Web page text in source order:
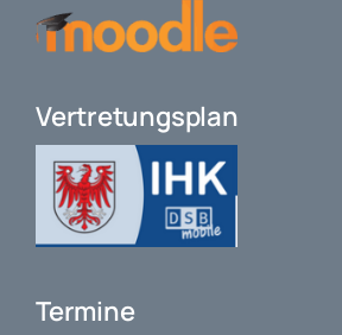
Vertretungsplan
Termine